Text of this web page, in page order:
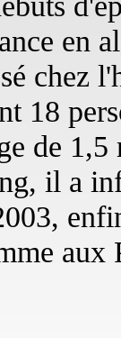
en
chez
18
de
il a
aux